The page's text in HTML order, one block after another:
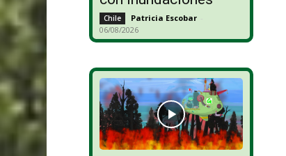
Chile Patricia Escobar -
06/08/2026